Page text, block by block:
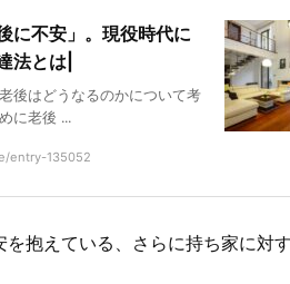
に不安」。現役時代に
法とは|
後はどうなるのかについて考
に老後 ...
entry-135052
抱えている、さらに持ち家に対